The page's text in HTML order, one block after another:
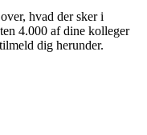
hvad der sker i
4.000 af dine kolleger
dig herunder.